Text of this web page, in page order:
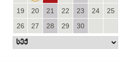
19
20 21 22 23 24
25
26
27 28 29 30